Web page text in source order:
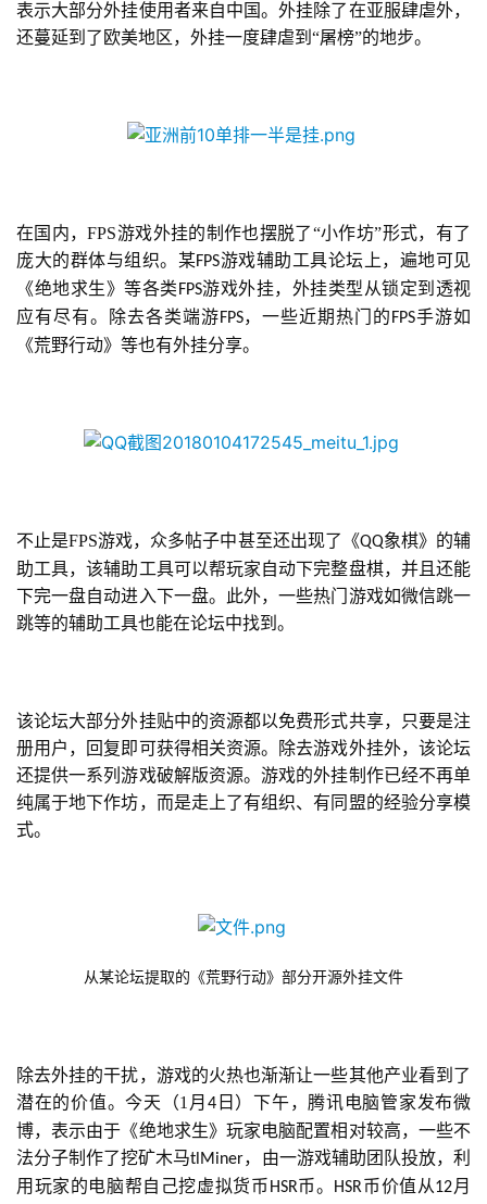
单
游
戏
2
0
金
茶
奖
月
3
0
日
上
海
站
表示大部分外挂使用者来自中国。外挂除了在亚服肆虐外，
还蔓延到了欧美地区，外挂一度肆虐到“屠榜”的地步。
在国内，FPS游戏外挂的制作也摆脱了“小作坊”形式，有了
庞大的群体与组织。某FPS游戏辅助工具论坛上，遍地可见
《绝地求生》等各类FPS游戏外挂，外挂类型从锁定到透视
应有尽有。除去各类端游FPS，一些近期热门的FPS手游如
《荒野行动》等也有外挂分享。
不止是FPS游戏，众多帖子中甚至还出现了《QQ象棋》的辅
助工具，该辅助工具可以帮玩家自动下完整盘棋，并且还能
下完一盘自动进入下一盘。此外，一些热门游戏如微信跳一
跳等的辅助工具也能在论坛中找到。
该论坛大部分外挂贴中的资源都以免费形式共享，只要是注
册用户，回复即可获得相关资源。除去游戏外挂外，该论坛
还提供一系列游戏破解版资源。游戏的外挂制作已经不再单
纯属于地下作坊，而是走上了有组织、有同盟的经验分享模
式。
从某论坛提取的《荒野行动》部分开源外挂文件
除去外挂的干扰，游戏的火热也渐渐让一些其他产业看到了
潜在的价值。今天（1月 4日）下午，腾讯电脑管家发布微
博，表示由于《绝地求生》玩家电脑配置相对较高，一些不
法分子制作了挖矿木马tlMiner，由一游戏辅助团队投放，利
用玩家的电脑帮自己挖虚拟货币 HSR币。 HSR币价值从12月